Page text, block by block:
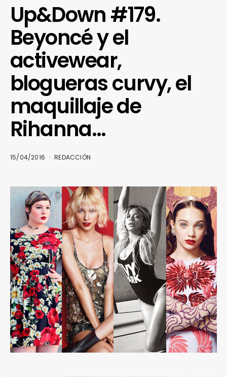
Up&Down #179.
Beyoncé y el
activewear,
blogueras curvy, el
maquillaje de
Rihanna…
15/04/2016 REDACCIÓN